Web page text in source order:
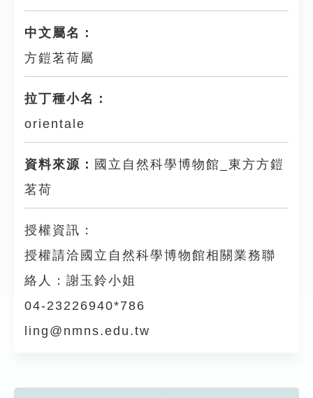
中文屬名：
方鎧茗荷屬
拉丁種小名：
orientale
資料來源： 國立自然科學博物館_東方方鎧
茗荷
授權資訊：
授權請洽國立自然科學博物館相關業務聯
絡人：謝玉鈴小姐
04-23226940*786
ling@nmns.edu.tw